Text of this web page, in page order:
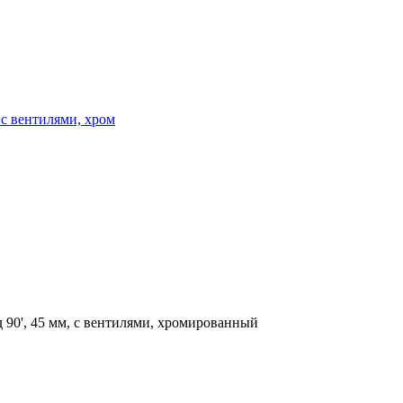
вентилями, хром
45 мм, с вентилями, хромированный